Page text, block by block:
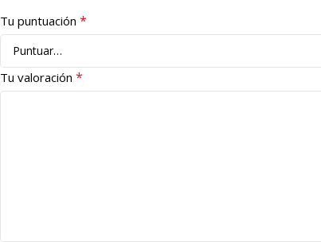
Tu puntuación *
Tu valoración *